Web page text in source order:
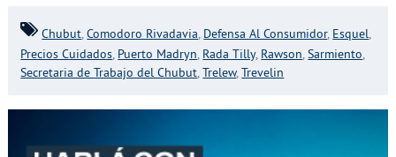
Chubut,Comodoro Rivadavia, Defensa Al Consumidor, Esquel,
Precios Cuidados, Puerto Madryn, Rada Tilly, Rawson,Sarmiento,
Secretaria de Trabajo del Chubut,Trelew,Trevelin